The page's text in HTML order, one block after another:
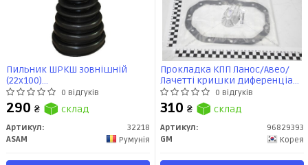
Пильник ШРКШ зовнішній
(22x100)
BMW/Chevrolet/Citroen/Dacia/Fiat/Ford/Hyundai/Kia/Lada/
(32218) Asam
0 відгуків
290 ₴ склад
Артикул:
32218
ASAM
Румунія
Прокладка КПП Ланос/Авео/
Лачетті кришки диференціала
н/з (11 отвор.) (96829393) GM
0 відгуків
310 ₴ склад
Артикул:
96829393
GM
Корея